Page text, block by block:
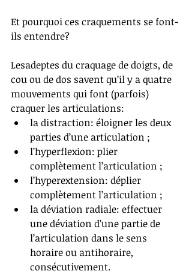
Et pourquoi ces craquements se font-
ils entendre?
Lesadeptes du craquage de doigts, de
cou ou de dos savent qu’il y a quatre
mouvements qui font (parfois)
craquer les articulations:
la distraction: éloigner les deux
parties d’une articulation ;
l’hyperflexion: plier
complètement l’articulation ;
l’hyperextension: déplier
complètement l’articulation ;
la déviation radiale: effectuer
une déviation d’une partie de
l’articulation dans le sens
horaire ou antihoraire,
consécutivement.